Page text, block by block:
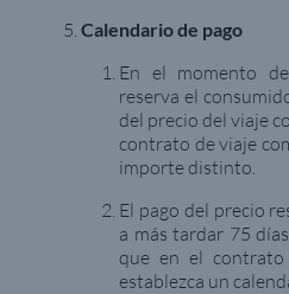
Calendario de pago
En el momento
reserva el
del precio del viaje
contrato de viaje
importe distinto.
El pago del precio
a más tardar 75
que en el
establezca un